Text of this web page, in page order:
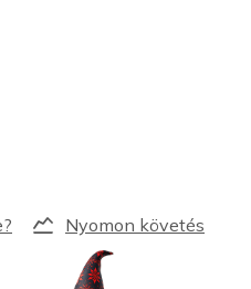
Nyomon követés